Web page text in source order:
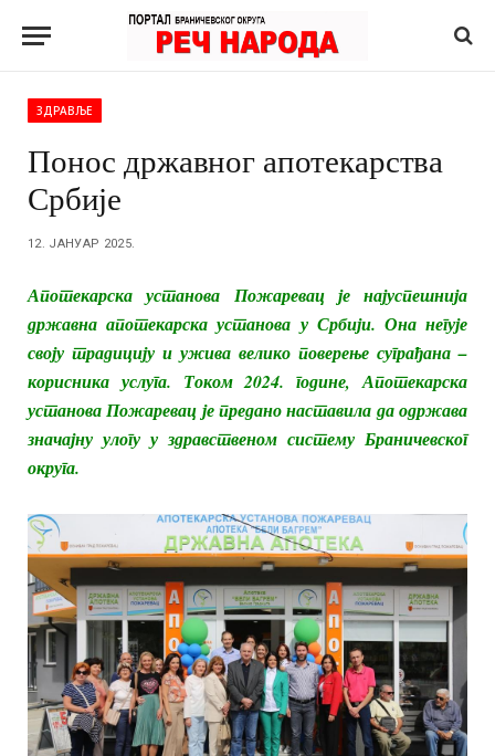
ЗДРАВЉЕ
Понос државног апотекарства
Србије
12. ЈАНУАР 2025.
Апотекарска установа Пожаревац је најуспешнија
државна апотекарска установа у Србији. Она негује
своју традицију и ужива велико поверење суграђана –
корисника услуга. Током 2024. године, Апотекарска
установа Пожаревац је предано наставила да одржава
значајну улогу у здравственом систему Браничевског
округа.